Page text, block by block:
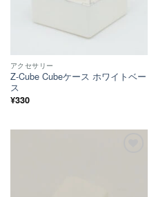
アクセサリー
Z-Cube Cubeケース ホワイトベー
ス
¥330